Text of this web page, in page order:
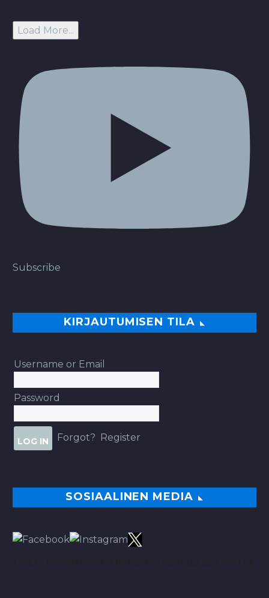
Load More...
Subscribe
KIRJAUTUMISEN TILA
Username or Email
Password
Forgot? Register
SOSIAALINEN MEDIA